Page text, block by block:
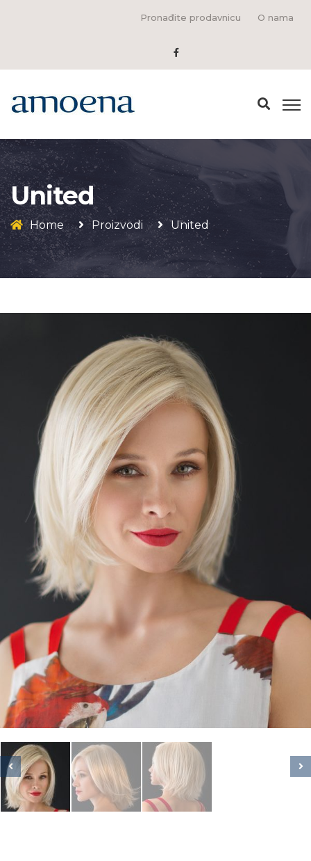
Pronađite prodavnicu O nama
United
Home Proizvodi United